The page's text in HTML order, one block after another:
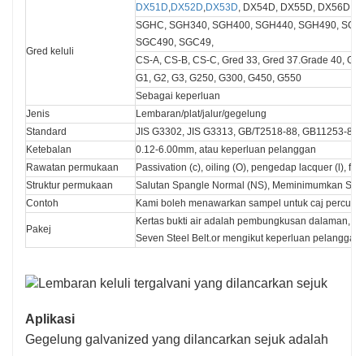
Gred keluli
DX51D,DX52D,DX53D, DX54D, DX55D, DX56D,
SGHC, SGH340, SGH400, SGH440, SGH490,
SGC490, SGC49,
CS-A, CS-B, CS-C, Gred 33, Gred 37.Grade 40,
G1, G2, G3, G250, G300, G450, G550
Sebagai keperluan
Jenis
Lembaran/plat/jalur/gegelung
Standard
JIS G3302, JIS G3313, GB/T2518-88, GB11253-
Ketebalan
0.12-6.00mm, atau keperluan pelanggan
Rawatan permukaan
Passivation (c), oiling (O), pengedap lacquer (l),
Struktur permukaan
Salutan Spangle Normal (NS), Meminimumkan
Contoh
Kami boleh menawarkan sampel untuk caj
Pakej
Kertas bukti air adalah pembungkusan dalaman,
Seven Steel Belt.or mengikut keperluan pelanggan
Aplikasi
Gegelung galvanized yang dilancarkan sejuk adalah